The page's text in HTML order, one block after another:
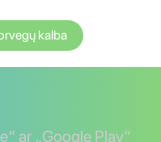
kalba
ar „Google Play“